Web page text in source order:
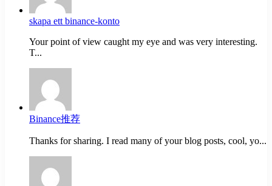
skapa ett binance-konto
Your point of view caught my eye and was very interesting.
T...
Binance推荐
Thanks for sharing. I read many of your blog posts, cool, yo...